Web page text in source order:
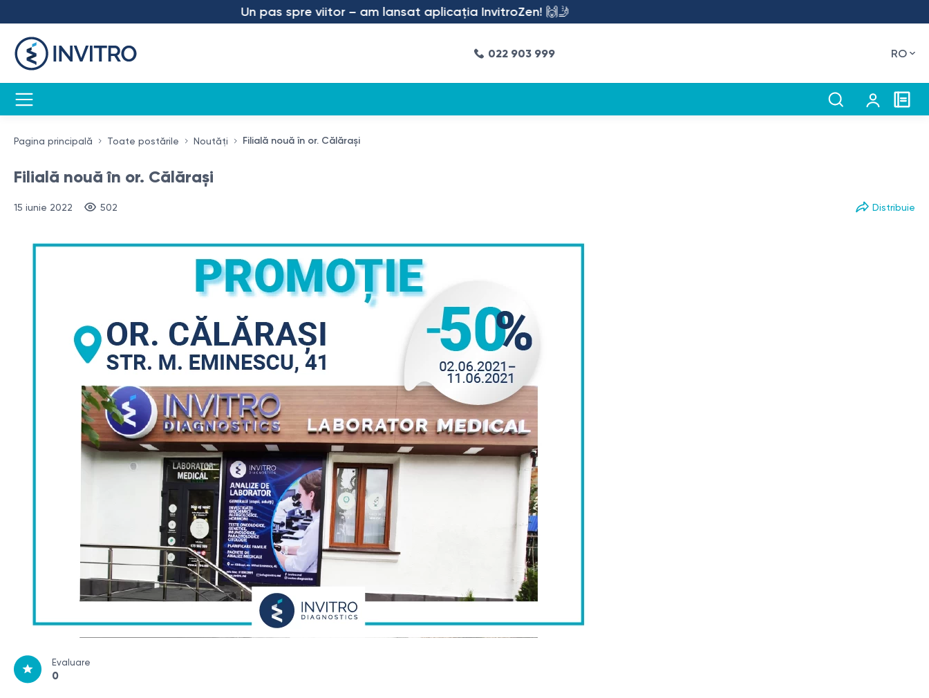
Un pas spre viitor – am lansat aplicația InvitroZen! 🙌🤳
022 903 999 RO
Pagina principală Toate postările Noutăți Filială nouă în or. Călărași
Filială nouă în or. Călărași
15 iunie 2022 502 Distribuie
Evaluare
0